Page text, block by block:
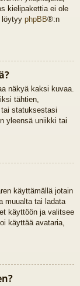
kielipakettia ei ole
löytyy phpBB®:n
näkyä kaksi kuvaa.
tähtien,
statuksestasi
yleensä uniikki tai
käyttämällä jotain
muualta tai ladata
käyttöön ja valitsee
käyttää avataria,